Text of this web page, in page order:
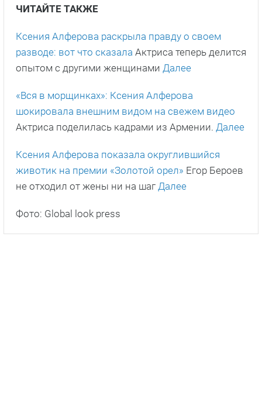
ЧИТАЙТЕ ТАКЖЕ
Ксения Алферова раскрыла правду о своем
разводе: вот что сказала Актриса теперь делится
опытом с другими женщинами Далее
«Вся в морщинках»: Ксения Алферова
шокировала внешним видом на свежем видео
Актриса поделилась кадрами из Армении. Далее
Ксения Алферова показала округлившийся
животик на премии «Золотой орел» Егор Бероев
не отходил от жены ни на шаг Далее
Фото: Global look press